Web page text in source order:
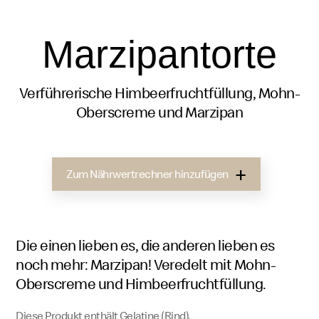
Marzipantorte
Verführerische Himbeerfruchtfüllung, Mohn-
Oberscreme und Marzipan
Zum Nährwertrechner hinzufügen
Die einen lieben es, die anderen lieben es
noch mehr: Marzipan! Veredelt mit Mohn-
Oberscreme und Himbeerfruchtfüllung.
Diese Produkt enthält Gelatine (Rind).